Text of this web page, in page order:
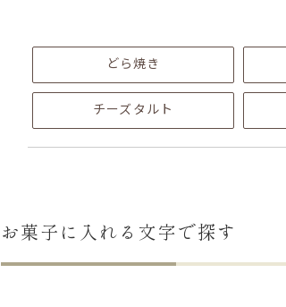
どら焼き
チーズタルト
お菓子に入れる文字で探す